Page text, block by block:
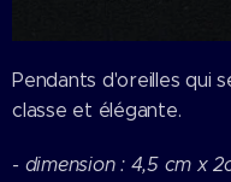
Pendants d'oreilles qui
classe et élégante.
- dimension : 4,5 cm x